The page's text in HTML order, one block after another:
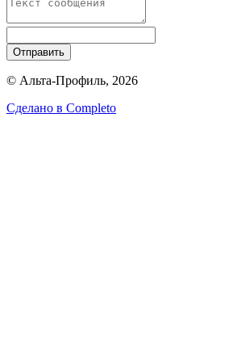
Отправить
© Альта-Профиль, 2026
Сделано в Completo